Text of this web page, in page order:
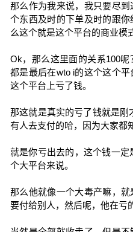
那么作为我来说，我只要尽
个东西及时的下单及时的跟
么这个就是这个平台的商业模
Ok，那么这里面的关系100
都是最后在wto i的这个这个
这个平台上亏了钱。
那这就是真实的亏了钱就是刚
有人去支付的哈，因为大家都
就是你亏出去的，这个钱一
个大平台来说。
那么他就像一个大毒产嘛，
要付给别人，然后呢，他在亏